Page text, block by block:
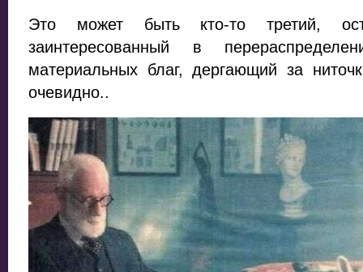
Это может быть кто-то третий,
заинтересованный в
материальных благ, дергающий за
очевидно..